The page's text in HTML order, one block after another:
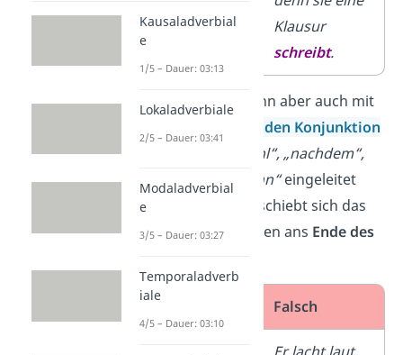
schreibteine
Klausur
schreibt.
Der Nebensatz kann aber auch mit
unterordnenden Konjunktion
weil“, „obwohl“, „nachdem“,
„damit“ oder „wenn“eingeleitet
werden. Dann verschiebt sich das
Prädikatnach hinten ans Ende des
Richtig Falsch
Kausaladverbial
e
1/5 – Dauer: 03:13
Lokaladverbiale
2/5 – Dauer: 03:41
Modaladverbial
e
3/5 – Dauer: 03:27
Temporaladverb
iale
4/5 – Dauer: 03:10